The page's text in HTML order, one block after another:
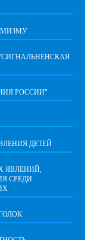
РОССИИ"
ДЕТЕЙ
ЯВЛЕНИЙ,
СРЕДИ